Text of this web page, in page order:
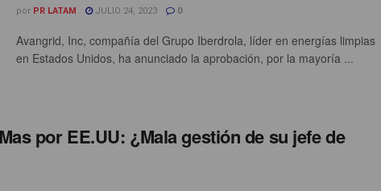
por PR LATAM JULIO 24, 2023 0
Avangrid, Inc, compañía del Grupo Iberdrola, líder en energías limpias
en Estados Unidos, ha anunciado la aprobación, por la mayoría ...
por EE.UU: ¿Mala gestión de su jefe de